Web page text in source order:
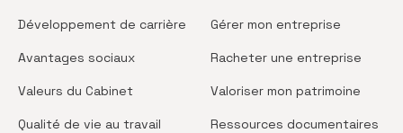
Développement de carrière
Avantages sociaux
Valeurs du Cabinet
Qualité de vie au travail
Gérer mon entreprise
Racheter une entreprise
Valoriser mon patrimoine
Ressources documentaires